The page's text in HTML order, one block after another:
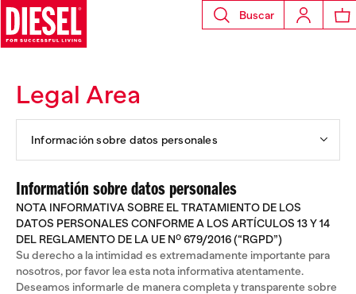
Buscar
Legal Area
Información sobre datos personales
Informatión sobre datos personales
NOTA INFORMATIVA SOBRE EL TRATAMIENTO DE LOS
DATOS PERSONALES CONFORME A LOS ARTÍCULOS 13 Y 14
DEL REGLAMENTO DE LA UE Nº 679/2016 (“RGPD”)
Su derecho a la intimidad es extremadamente importante para
nosotros, por favor lea esta nota informativa atentamente.
Deseamos informarle de manera completa y transparente sobre